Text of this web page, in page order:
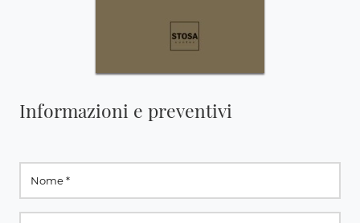
Informazioni e preventivi